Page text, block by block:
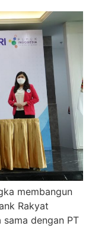
membangun
Rakyat
dengan PT